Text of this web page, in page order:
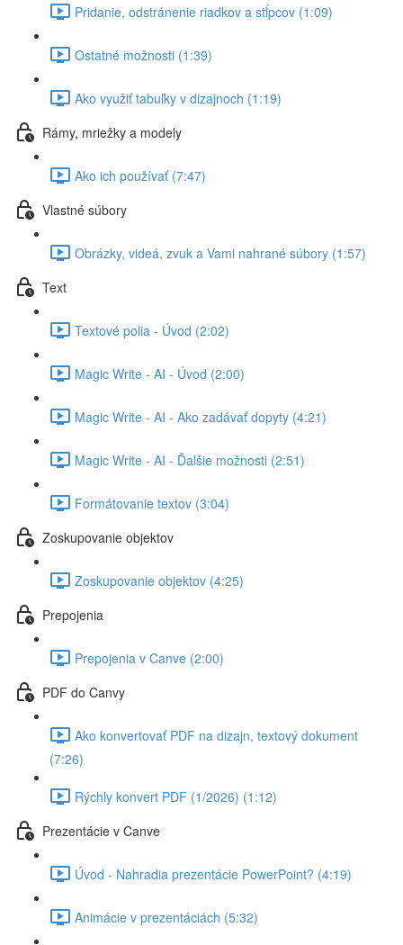
Pridanie, odstránenie riadkov a stĺpcov (1:09)
Ostatné možnosti (1:39)
Ako využiť tabuľky v dizajnoch (1:19)
Rámy, mriežky a modely
Ako ich používať (7:47)
Vlastné súbory
Obrázky, videá, zvuk a Vami nahrané súbory (1:57)
Text
Textové polia - Úvod (2:02)
Magic Write - AI - Úvod (2:00)
Magic Write - AI - Ako zadávať dopyty (4:21)
Magic Write - AI - Ďalšie možnosti (2:51)
Formátovanie textov (3:04)
Zoskupovanie objektov
Zoskupovanie objektov (4:25)
Prepojenia
Prepojenia v Canve (2:00)
PDF do Canvy
Ako konvertovať PDF na dizajn, textový dokument
(7:26)
Rýchly konvert PDF (1/2026) (1:12)
Prezentácie v Canve
Úvod - Nahradia prezentácie PowerPoint? (4:19)
Animácie v prezentáciách (5:32)